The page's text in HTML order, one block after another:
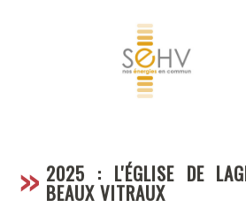
2025 : L'ÉGLISE DE LAGEYRAT PARÉE DE
BEAUX VITRAUX